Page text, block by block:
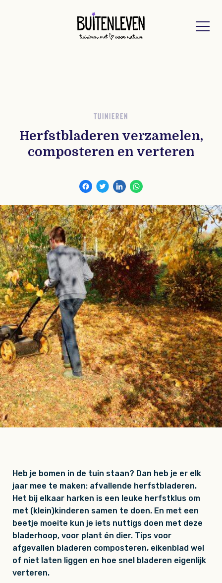
TUINIEREN
Herfstbladeren verzamelen,
composteren en verteren
Heb je bomen in de tuin staan? Dan heb je er elk
jaar mee te maken: afvallende herfstbladeren.
Het bij elkaar harken is een leuke herfstklus om
met (klein)kinderen samen te doen. En met een
beetje moeite kun je iets nuttigs doen met deze
bladerhoop, voor plant én dier. Tips voor
afgevallen bladeren composteren, eikenblad wel
of niet laten liggen en hoe snel bladeren eigenlijk
verteren.